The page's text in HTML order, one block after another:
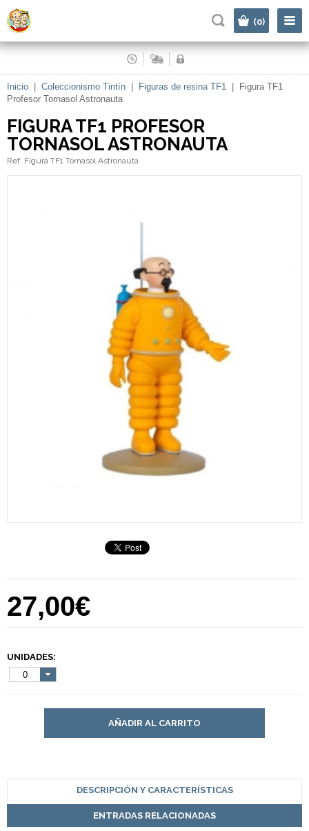
(0)
Inicio Coleccionismo Tintín Figuras de resina TF1
Figura TF1
Profesor Tornasol Astronauta
FIGURA TF1 PROFESOR
TORNASOL ASTRONAUTA
Ref. Figura TF1 Tornasol Astronauta
27,00€
UNIDADES:
0
AÑADIR AL CARRITO
DESCRIPCIÓN Y CARACTERÍSTICAS
ENTRADAS RELACIONADAS